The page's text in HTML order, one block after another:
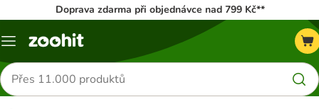
Doprava zdarma při objednávce nad 799 Kč**
Menu
Hledat
produkty